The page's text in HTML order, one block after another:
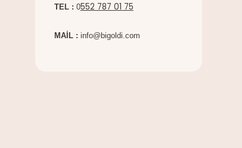
TEL : 0552 787 01 75
MAİL : info@bigoldi.com